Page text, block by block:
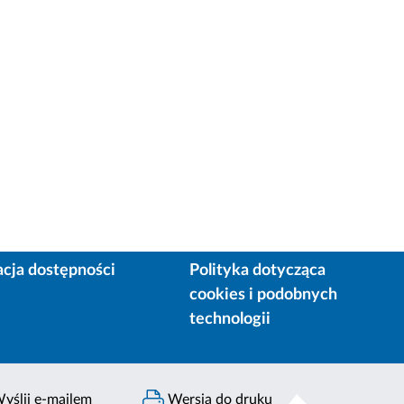
dostępności
Polityka dotycząca
cookies i podobnych
technologii
e-mailem Wersja do druku